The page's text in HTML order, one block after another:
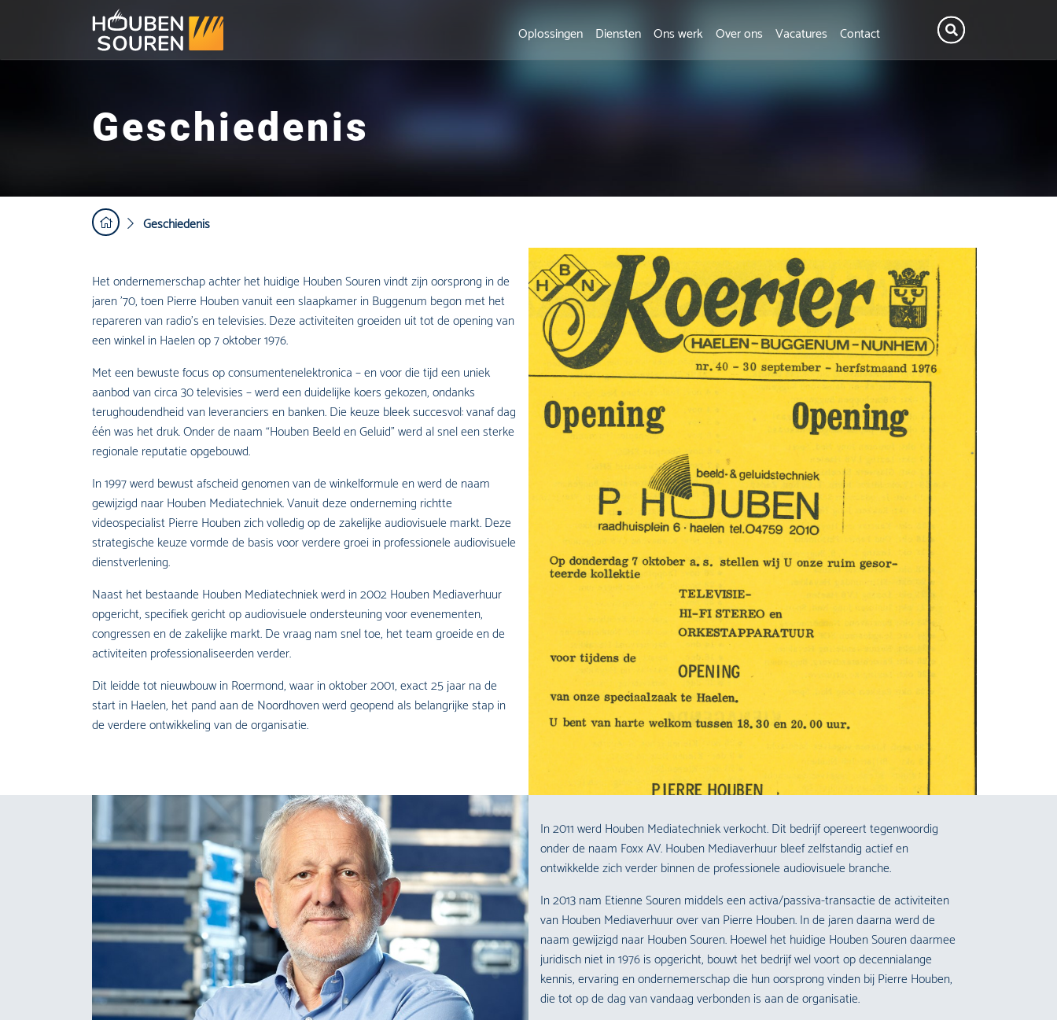
Oplossingen Diensten Ons werk Over ons Vacatures Contact
Geschiedenis
Geschiedenis
Het ondernemerschap achter het huidige Houben Souren vindt zijn oorsprong in de
jaren ’70, toen Pierre Houben vanuit een slaapkamer in Buggenum begon met het
repareren van radio’s en televisies. Deze activiteiten groeiden uit tot de opening van
een winkel in Haelen op 7 oktober 1976.
Met een bewuste focus op consumentenelektronica – en voor die tijd een uniek
aanbod van circa 30 televisies – werd een duidelijke koers gekozen, ondanks
terughoudendheid van leveranciers en banken. Die keuze bleek succesvol: vanaf dag
één was het druk. Onder de naam “Houben Beeld en Geluid” werd al snel een sterke
regionale reputatie opgebouwd.
In 1997 werd bewust afscheid genomen van de winkelformule en werd de naam
gewijzigd naar Houben Mediatechniek. Vanuit deze onderneming richtte
videospecialist Pierre Houben zich volledig op de zakelijke audiovisuele markt. Deze
strategische keuze vormde de basis voor verdere groei in professionele audiovisuele
dienstverlening.
Naast het bestaande Houben Mediatechniek werd in 2002 Houben Mediaverhuur
opgericht, specifiek gericht op audiovisuele ondersteuning voor evenementen,
congressen en de zakelijke markt. De vraag nam snel toe, het team groeide en de
activiteiten professionaliseerden verder.
Dit leidde tot nieuwbouw in Roermond, waar in oktober 2001, exact 25 jaar na de
start in Haelen, het pand aan de Noordhoven werd geopend als belangrijke stap in
de verdere ontwikkeling van de organisatie.
In 2011 werd Houben Mediatechniek verkocht. Dit bedrijf opereert tegenwoordig
onder de naam Foxx AV. Houben Mediaverhuur bleef zelfstandig actief en
ontwikkelde zich verder binnen de professionele audiovisuele branche.
In 2013 nam Etienne Souren middels een activa/passiva-transactie de activiteiten
van Houben Mediaverhuur over van Pierre Houben. In de jaren daarna werd de
naam gewijzigd naar Houben Souren. Hoewel het huidige Houben Souren daarmee
juridisch niet in 1976 is opgericht, bouwt het bedrijf wel voort op decennialange
kennis, ervaring en ondernemerschap die hun oorsprong vinden bij Pierre Houben,
die tot op de dag van vandaag verbonden is aan de organisatie.